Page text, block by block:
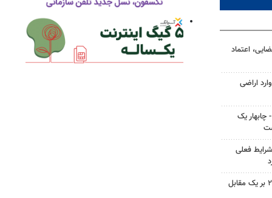
اعتماد
اراضی
یک
فعلی
فرار تراکتور از شکست؛ پیروزی ۲ بر یک مقابل